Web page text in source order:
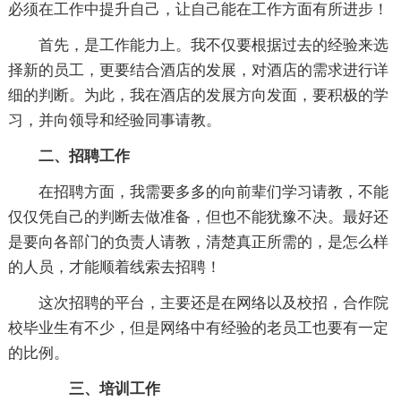
必须在工作中提升自己，让自己能在工作方面有所进步！
首先，是工作能力上。我不仅要根据过去的经验来选
择新的员工，更要结合酒店的发展，对酒店的需求进行详
细的判断。为此，我在酒店的发展方向发面，要积极的学
习，并向领导和经验同事请教。
二、招聘工作
在招聘方面，我需要多多的向前辈们学习请教，不能
仅仅凭自己的判断去做准备，但也不能犹豫不决。最好还
是要向各部门的负责人请教，清楚真正所需的，是怎么样
的人员，才能顺着线索去招聘！
这次招聘的平台，主要还是在网络以及校招，合作院
校毕业生有不少，但是网络中有经验的老员工也要有一定
的比例。
三、培训工作